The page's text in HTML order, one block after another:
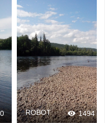
1761
ROBOT